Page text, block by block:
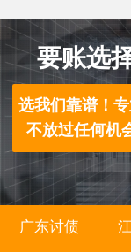
要账选
选我们靠谱！
不放过任何机
广东讨债